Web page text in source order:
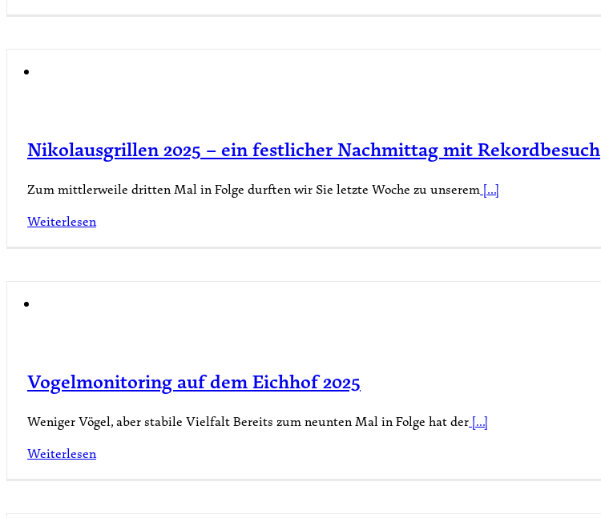
Nikolausgrillen 2025 – ein festlicher Nachmittag mit Rekordbesuch
Zum mittlerweile dritten Mal in Folge durften wir Sie letzte Woche zu unserem [...]
Weiterlesen
Vogelmonitoring auf dem Eichhof 2025
Weniger Vögel, aber stabile Vielfalt Bereits zum neunten Mal in Folge hat der [...]
Weiterlesen